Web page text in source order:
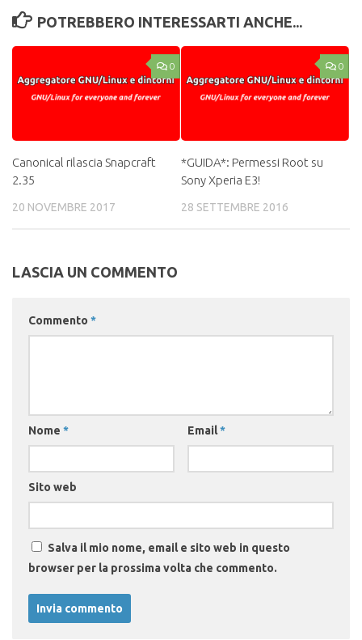
POTREBBERO INTERESSARTI ANCHE...
0
Canonical rilascia Snapcraft
2.35
20 NOVEMBRE 2017
0
*GUIDA*: Permessi Root su
Sony Xperia E3!
28 SETTEMBRE 2016
LASCIA UN COMMENTO
Commento *
Nome * Email*
Sito web
Salva il mio nome, email e sito web in questo
browser per la prossima volta che commento.